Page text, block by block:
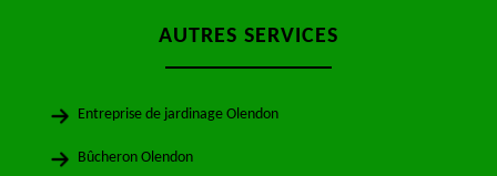
AUTRES SERVICES
Entreprise de jardinage Olendon
Bûcheron Olendon